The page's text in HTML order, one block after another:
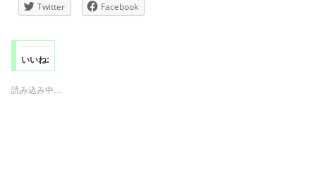
Twitter Facebook
いいね:
読み込み中…